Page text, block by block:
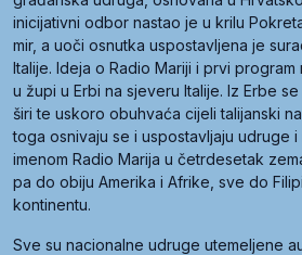
inicijativni odbor nastao je u krilu
mir, a uoči osnutka uspostavljena je
Italije. Ideja o Radio Mariji i prvi program
u župi u Erbi na sjeveru Italije. Iz Erbe
širi te uskoro obuhvaća cijeli talijanski
toga osnivaju se i uspostavljaju udruge
imenom Radio Marija u četrdesetak
pa do obiju Amerika i Afrike, sve do
kontinentu.
Sve su nacionalne udruge utemeljene